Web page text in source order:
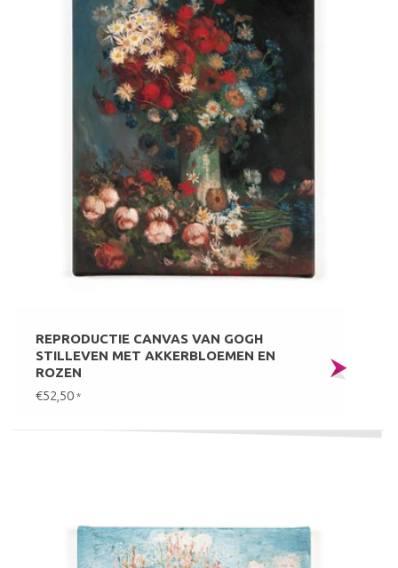
REPRODUCTIE CANVAS VAN GOGH
STILLEVEN MET AKKERBLOEMEN EN
ROZEN
€52,50 *